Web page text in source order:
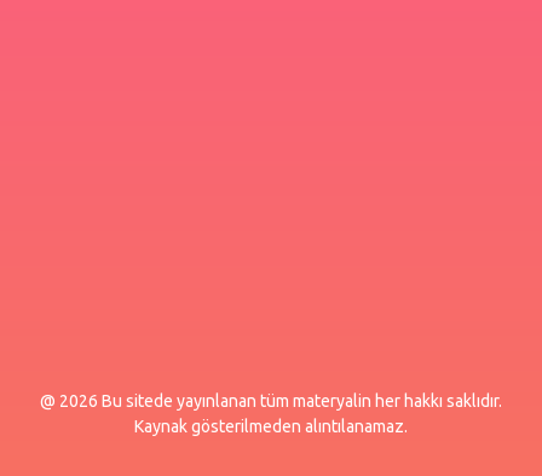
@ 2026 Bu sitede yayınlanan tüm materyalin her hakkı saklıdır.
Kaynak gösterilmeden alıntılanamaz.